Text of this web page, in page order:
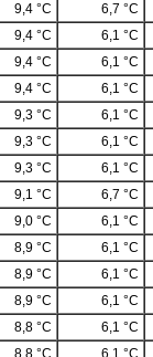
9,4 °C 6,7 °C
9,4 °C 6,1 °C
9,4 °C 6,1 °C
9,4 °C 6,1 °C
9,3 °C 6,1 °C
9,3 °C 6,1 °C
9,3 °C 6,1 °C
9,1 °C 6,7 °C
9,0 °C 6,1 °C
8,9 °C 6,1 °C
8,9 °C 6,1 °C
8,9 °C 6,1 °C
8,8 °C 6,1 °C
8,8 °C 6,1 °C